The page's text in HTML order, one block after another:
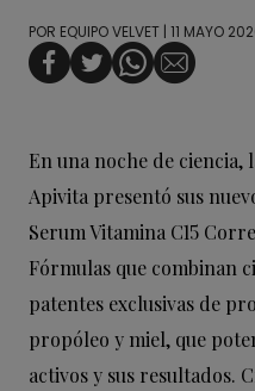
POR EQUIPO VELVET | 11 MAYO
En una noche de
Apivita presentó sus
Serum Vitamina C15
Fórmulas que combinan
patentes exclusivas de
propóleo y miel, que
activos y sus resultados.